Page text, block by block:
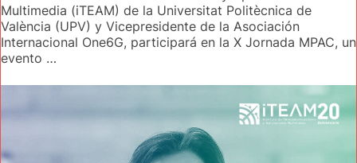
Multimedia (iTEAM) de la Universitat Politècnica de
València (UPV) y Vicepresidente de la Asociación
Internacional One6G, participará en la X Jornada MPAC, un
evento …